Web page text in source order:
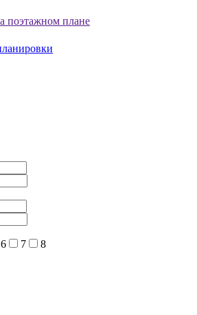
поэтажном плане
6 7
8